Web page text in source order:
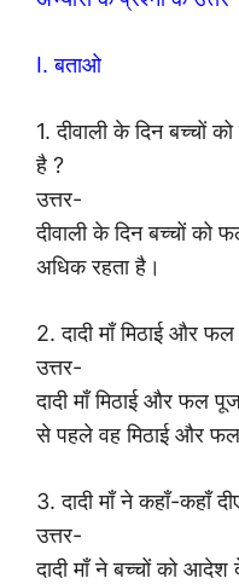
I. बताओ
1. दीवाली के दिन बच्चों
है ?
उत्तर-
दीवाली के दिन बच्चों को
अधिक रहता है।
2. दादी माँ मिठाई और
उत्तर-
दादी माँ मिठाई और फल
से पहले वह मिठाई और फल
3. दादी माँ ने कहाँ-कहाँ
उत्तर-
दादी माँ ने बच्चों को आदेश